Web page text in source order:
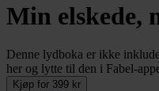
Min elskede,
Denne lydboka er ikke
her og lytte til den i Fabel-
Kjøp for 399 kr